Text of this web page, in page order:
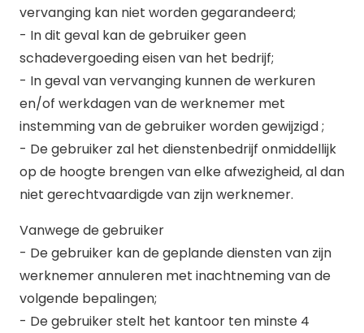
vervanging kan niet worden gegarandeerd;
- In dit geval kan de gebruiker geen
schadevergoeding eisen van het bedrijf;
- In geval van vervanging kunnen de werkuren
en/of werkdagen van de werknemer met
instemming van de gebruiker worden gewijzigd ;
- De gebruiker zal het dienstenbedrijf onmiddellijk
op de hoogte brengen van elke afwezigheid, al dan
niet gerechtvaardigde van zijn werknemer.
Vanwege de gebruiker
- De gebruiker kan de geplande diensten van zijn
werknemer annuleren met inachtneming van de
volgende bepalingen;
- De gebruiker stelt het kantoor ten minste 4